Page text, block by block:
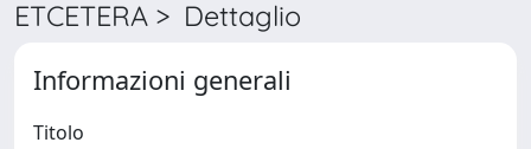
ETCETERA > Dettaglio
Informazioni generali
Titolo